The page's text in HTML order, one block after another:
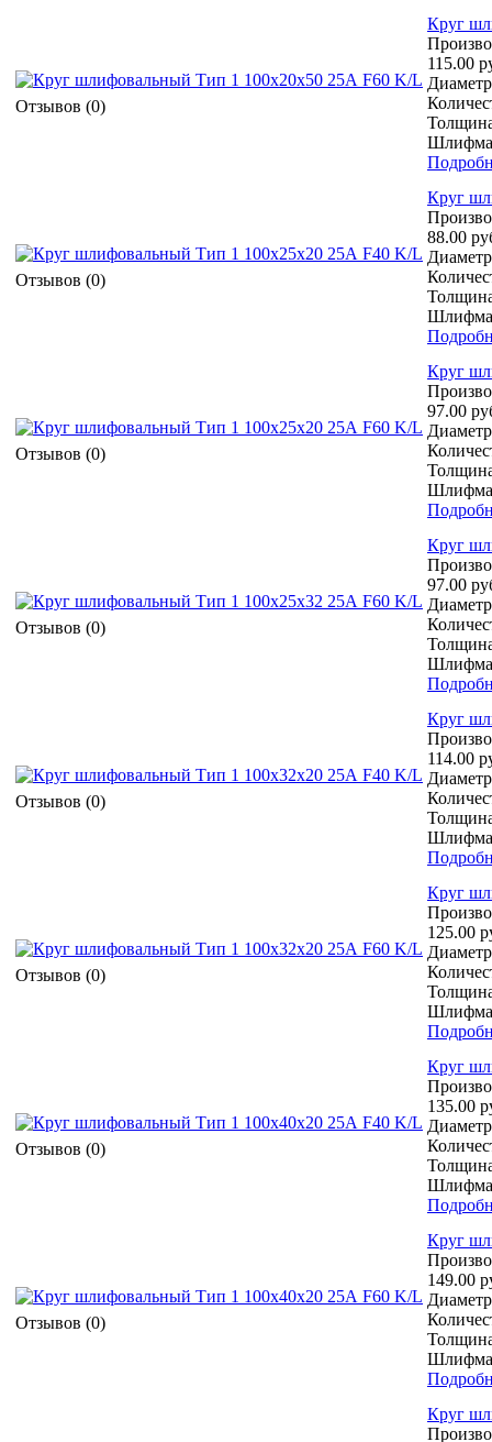
Отзывов (0)
Круг
115.00
Отзывов (0)
Круг
88.00
Отзывов (0)
Круг
97.00
Отзывов (0)
Круг
97.00
Отзывов (0)
Круг
114.00
Отзывов (0)
Круг
125.00
Отзывов (0)
Круг
135.00
Отзывов (0)
Круг
149.00
Круг